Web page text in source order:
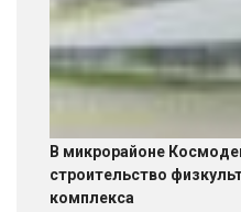
В микрорайоне
строительство
комплекса